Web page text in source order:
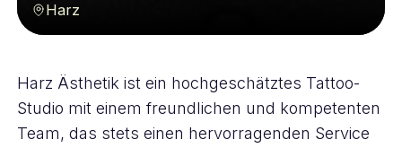
Harz
Harz Ästhetik ist ein hochgeschätztes Tattoo-
Studio mit einem freundlichen und kompetenten
Team, das stets einen hervorragenden Service